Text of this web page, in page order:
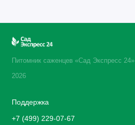
Питомник саженцев «Сад Экспресс 24»
2026
Поддержка
+7 (499) 229-07-67